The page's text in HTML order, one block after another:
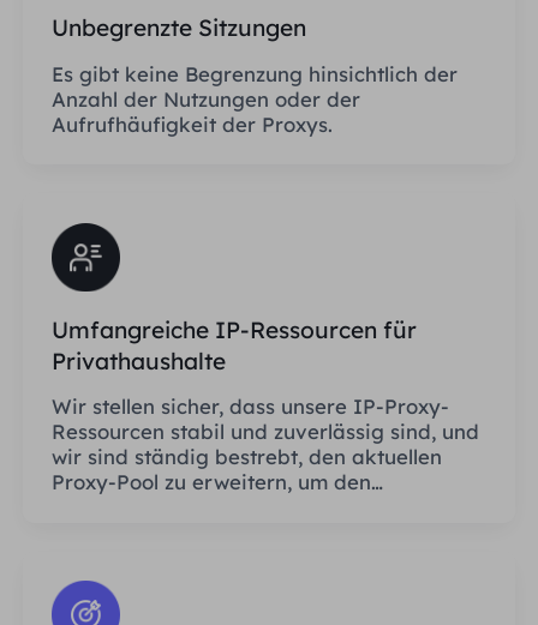
Unbegrenzte Sitzungen
Es gibt keine Begrenzung hinsichtlich der
Anzahl der Nutzungen oder der
Aufrufhäufigkeit der Proxys.
Umfangreiche IP-Ressourcen für
Privathaushalte
Wir stellen sicher, dass unsere IP-Proxy-
Ressourcen stabil und zuverlässig sind, und
wir sind ständig bestrebt, den aktuellen
Proxy-Pool zu erweitern, um den